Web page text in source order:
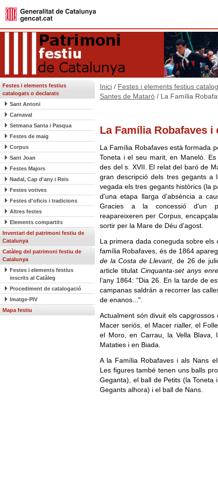
Festes i elements festius
catalogats o declarats
Sant Antoni
Carnaval
Setmana Santa i Pasqua
Festes de maig
Corpus
Sant Joan
Festes Majors
Nadal, Cap d'any i Reis
Festes votives
Festes d'oficis i tradicions
Altres festes
Elements compartits
Inventari del patrimoni festiu de
Catalunya
Catàleg del patrimoni festiu de
Catalunya
Festes i elements festius
inscrits al Catàleg
Procediment de catalogació
Imatge-PIV
Mapa festiu
Inici / Festes i elements festius
Santes de Mataró / La Família
La Família Robafaves i
La Família Robafaves està formada
Toneta i el seu marit, en Maneló.
des del s. XVII. El relat del baró de
gran descripció dels tres gegants a
vegada els tres gegants històrics (la
d'una etapa llarga d’absència a
Gracies a la concessió d'un
reapareixeren per Corpus,
sortir per la Mare de Déu d'agost.
La primera dada coneguda sobre
família Robafaves, és de 1864
de la Costa de Llevant, de 26 de
article titulatCinquanta-set anys
l’any 1864: "Dia 26. En la tarde de
campanas saldrán a recorrer las
de enanos...".
Actualment són divuit els
Macer seriós, el Macer rialler, el
el Moro, en Carrau, la Vella Blava,
Mataties i en Biada.
A la Família Robafaves i als Nans
Les figures també tenen uns balls
Geganta), el ball de Petits (la
Gegants alhora) i el ball de Nans.